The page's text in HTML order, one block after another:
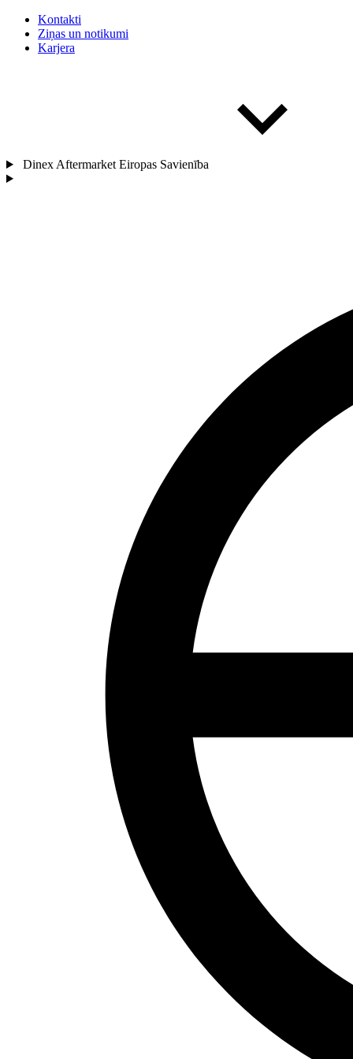
Kontakti
Ziņas un notikumi
Karjera
Dinex Aftermarket Eiropas Savienība